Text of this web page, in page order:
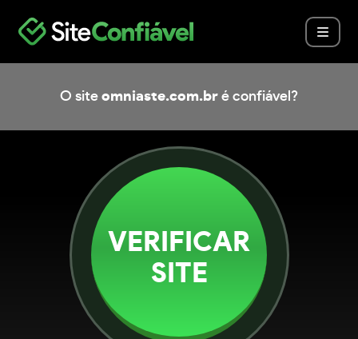
O site omniaste.com.br é confiável?
VERIFICAR
SITE